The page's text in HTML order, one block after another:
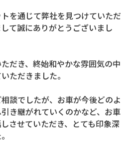
を通じて弊社を見つけていただ
て誠にありがとうございまし
だき、終始和やかな雰囲気の中
ただきました。
談でしたが、お車が今後どのよ
き継がれていくのかなど、お車
させていただき、とても印象深